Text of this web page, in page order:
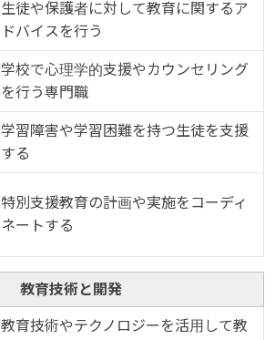
生徒や保護者に対して教育に関するア
ドバイスを行う
学校で心理学的支援やカウンセリング
を行う専門職
学習障害や学習困難を持つ生徒を支援
する
特別支援教育の計画や実施をコーディ
ネートする
教育技術と開発
教育技術やテクノロジーを活用して教